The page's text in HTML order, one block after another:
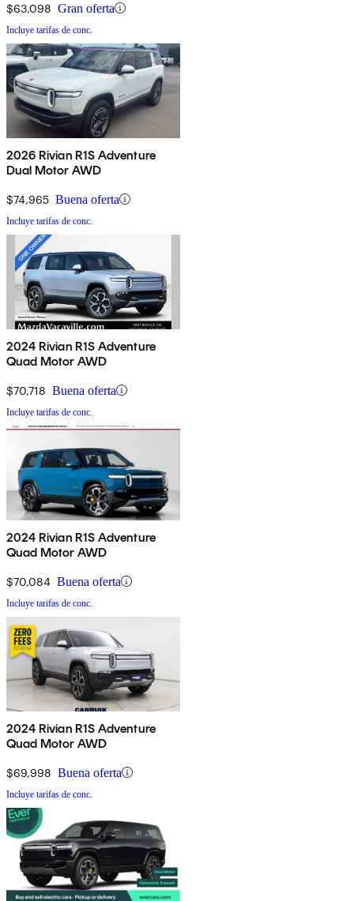
$63,098 Gran oferta
Incluye tarifas de conc.
2026 Rivian R1S Adventure
Dual Motor AWD
$74,965 Buena oferta
Incluye tarifas de conc.
2024 Rivian R1S Adventure
Quad Motor AWD
$70,718 Buena oferta
Incluye tarifas de conc.
2024 Rivian R1S Adventure
Quad Motor AWD
$70,084 Buena oferta
Incluye tarifas de conc.
2024 Rivian R1S Adventure
Quad Motor AWD
$69,998 Buena oferta
Incluye tarifas de conc.